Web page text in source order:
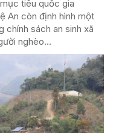
tiêu quốc gia
An còn định hình một
chính sách an sinh xã
nghèo...